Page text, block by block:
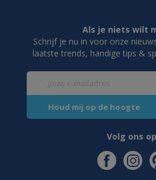
Als je niets wilt
Schrijf je nu in voor onze
laatste trends, handige tips &
Volg ons